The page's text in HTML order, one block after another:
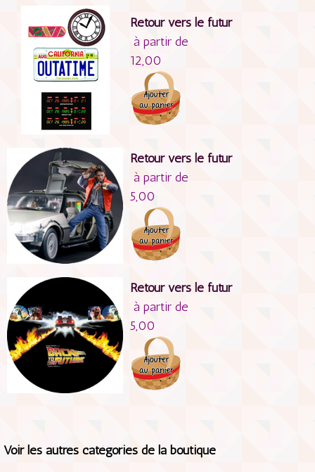
Retour vers le futur
à partir de
12,00
Retour vers le futur
à partir de
5,00
Retour vers le futur
à partir de
5,00
Voir les autres catégories de la boutique